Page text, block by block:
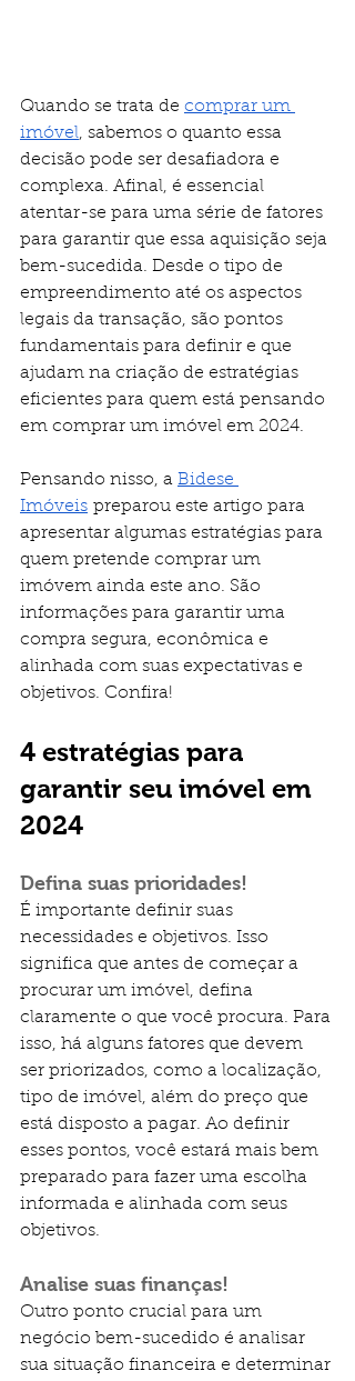
Quando se trata de comprar um
imóvel, sabemos o quanto essa
decisão pode ser desafiadora e
complexa. Afinal, é essencial
atentar-se para uma série de fatores
para garantir que essa aquisição seja
bem-sucedida. Desde o tipo de
empreendimento até os aspectos
legais da transação, são pontos
fundamentais para definir e que
ajudam na criação de estratégias
eficientes para quem está pensando
em comprar um imóvel em 2024.
Pensando nisso, a Bidese
Imóveis preparou este artigo para
apresentar algumas estratégias para
quem pretende comprar um
imóvem ainda este ano. São
informações para garantir uma
compra segura, econômica e
alinhada com suas expectativas e
objetivos. Confira!
4 estratégias para
garantir seu imóvel em
2024
Defina suas prioridades!
É importante definir suas
necessidades e objetivos. Isso
significa que antes de começar a
procurar um imóvel, defina
claramente o que você procura. Para
isso, há alguns fatores que devem
ser priorizados, como a localização,
tipo de imóvel, além do preço que
está disposto a pagar. Ao definir
esses pontos, você estará mais bem
preparado para fazer uma escolha
informada e alinhada com seus
objetivos.
Analise suas finanças!
Outro ponto crucial para um
negócio bem-sucedido é analisar
sua situação financeira e determinar